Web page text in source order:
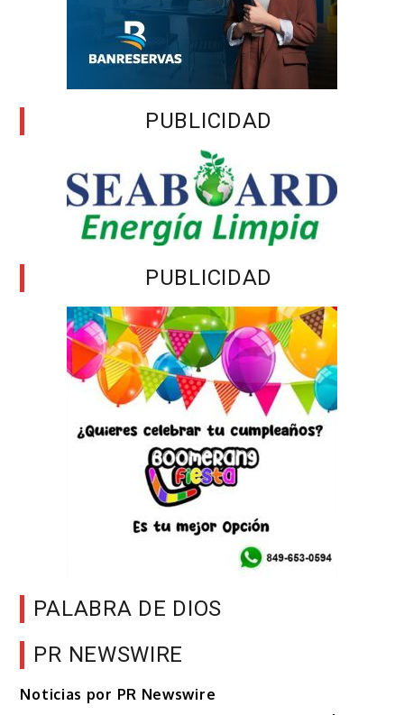
PUBLICIDAD
PUBLICIDAD
PALABRA DE DIOS
PR NEWSWIRE
Noticias por PR Newswire